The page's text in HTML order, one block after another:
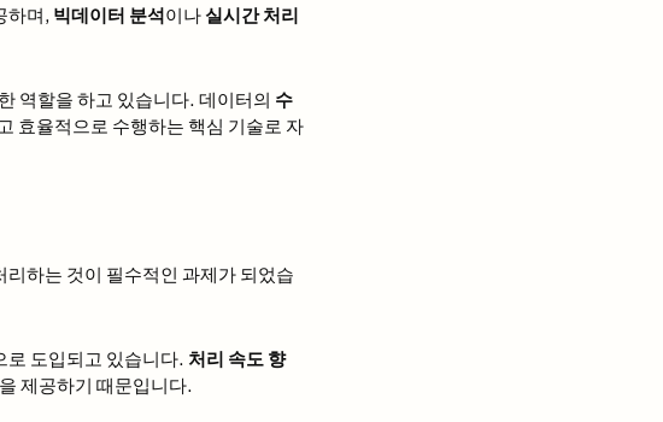
하며, 빅데이터 분석이나실시간 처리
역할을 하고 있습니다. 데이터의 수
효율적으로 수행하는 핵심 기술로 자
하는 것이 필수적인 과제가 되었습
로 도입되고 있습니다. 처리 속도 향
제공하기 때문입니다.